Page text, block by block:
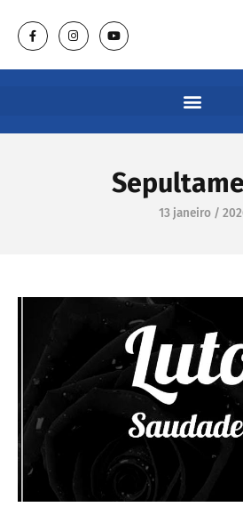
13 janeiro /